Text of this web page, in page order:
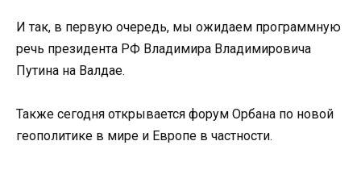
И так, в первую очередь, мы ожидаем программную
речь президента РФ Владимира Владимировича
Путина на Валдае.
Также сегодня открывается форум Орбана по новой
геополитике в мире и Европе в частности.